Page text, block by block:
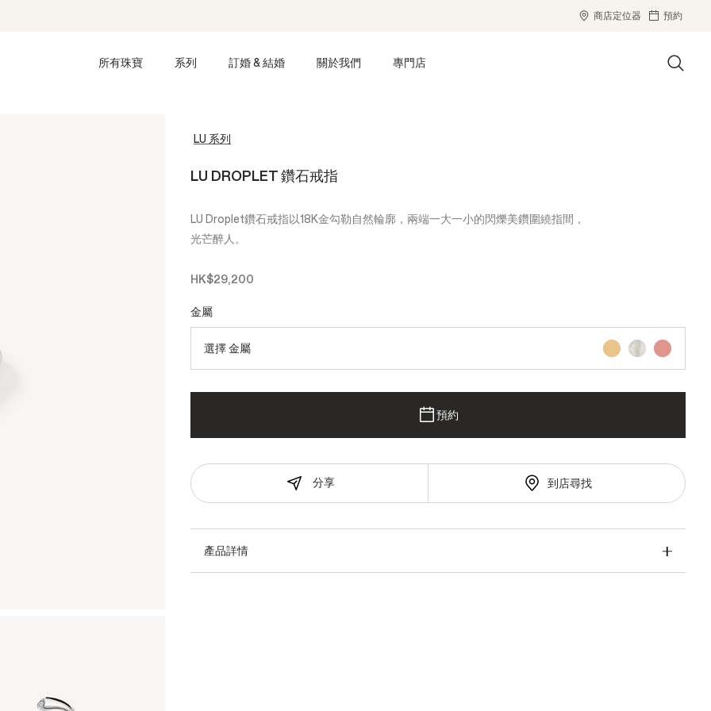
商店定位器 預約
所有珠寶 系列 訂婚 & 結婚 關於我們 專門店
LU 系列
LU DROPLET 鑽石戒指
LU Droplet鑽石戒指以18K金勾勒自然輪廓，兩端一大一小的閃爍美鑽圍繞指間，
光芒醉人。
HK$29,200
金屬
選擇 金屬
預約
分享 到店尋找
產品詳情